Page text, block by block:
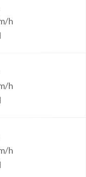
h
h
h